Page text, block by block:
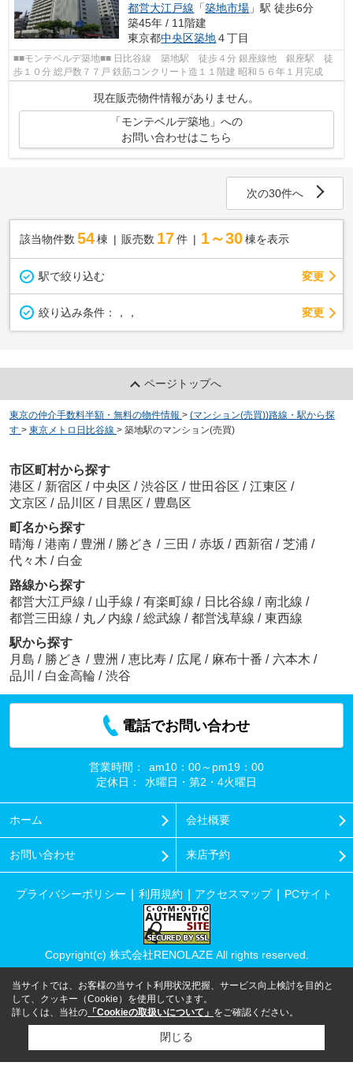
都営大江戸線 「築地市場 」駅 徒歩6分
築45年 / 11階建
東京都中央区築地４丁目
■■モンテベルデ築地■■ 日比谷線 築地駅 徒歩４分 銀座線他 銀座駅 徒
歩１０分 総戸数７７戸 鉄筋コンクリート造１１階建 昭和５６年１月完成
現在販売物件情報がありません。
「モンテベルデ築地」への
お問い合わせはこちら
次の30件へ
該当物件数 54棟 販売数 17 件 1～30 棟を表示
駅で絞り込む 変更
絞り込み条件： ，， 変更
ページトップへ
東京の仲介手数料半額・無料の物件情報 > (マンション(売買))路線・駅から探
す > 東京メトロ日比谷線 > 築地駅のマンション(売買)
市区町村から探す
港区 / 新宿区 / 中央区 / 渋谷区 / 世田谷区 / 江東区 /
文京区 / 品川区 / 目黒区 / 豊島区
町名から探す
晴海 / 港南 / 豊洲 / 勝どき / 三田 / 赤坂 / 西新宿 / 芝浦 /
代々木 / 白金
路線から探す
都営大江戸線 / 山手線 / 有楽町線 / 日比谷線 / 南北線 /
都営三田線 / 丸ノ内線 / 総武線 / 都営浅草線 / 東西線
駅から探す
月島 / 勝どき / 豊洲 / 恵比寿 / 広尾 / 麻布十番 / 六本木 /
品川 / 白金高輪 / 渋谷
電話でお問い合わせ
営業時間：
am10：00～pm19：00
定休日：
水曜日・第2・4火曜日
ホーム 会社概要
お問い合わせ 来店予約
プライバシーポリシー 利用規約 アクセスマップ PCサイト
Copyright(c) 株式会社RENOLAZE All rights reserved.
当サイトでは、お客様の当サイト利用状況把握、サービス向上検討を目的と
して、クッキー（Cookie）を使用しています。
詳しくは、当社の 「Cookieの取扱いについて」 をご確認ください。
閉じる